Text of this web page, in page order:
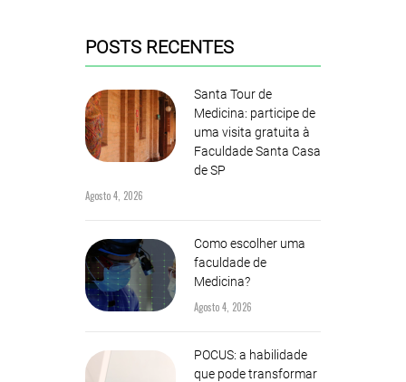
POSTS RECENTES
Santa Tour de
Medicina: participe de
uma visita gratuita à
Faculdade Santa Casa
de SP
Agosto 4, 2026
Como escolher uma
faculdade de
Medicina?
Agosto 4, 2026
POCUS: a habilidade
que pode transformar